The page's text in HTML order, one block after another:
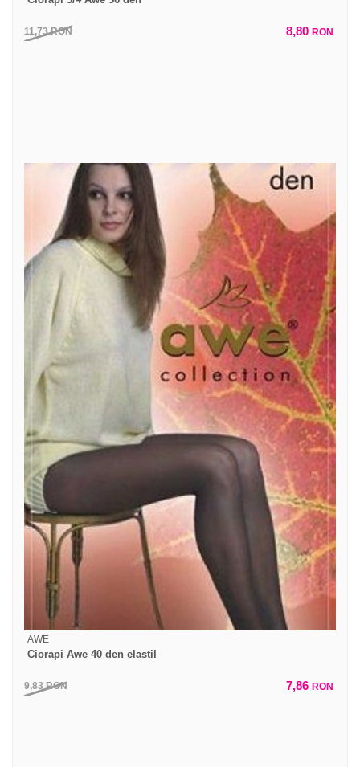
11,73RON 8,80 RON
AWE
Ciorapi Awe 40 den elastil
9,83RON 7,86 RON